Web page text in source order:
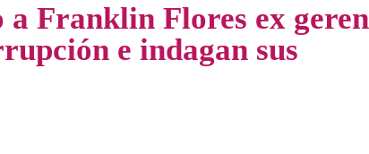
a Franklin Flores ex
e indagan sus